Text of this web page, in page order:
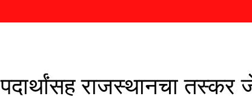
राजस्थानचा तस्कर